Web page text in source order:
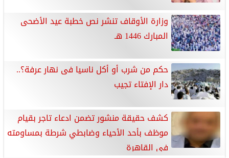
وزارة الأوقاف تنشر نص خطبة عيد الأضحى
المبارك 1446 هـ
حكم من شرب أو أكل ناسيا فى نهار عرفة؟..
دار الإفتاء تجيب
كشف حقيقة منشور تضمن ادعاء تاجر بقيام
موظف بأحد الأحياء وضابطي شرطة بمساومته
في القاهرة